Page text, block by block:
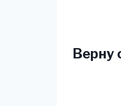
Верну